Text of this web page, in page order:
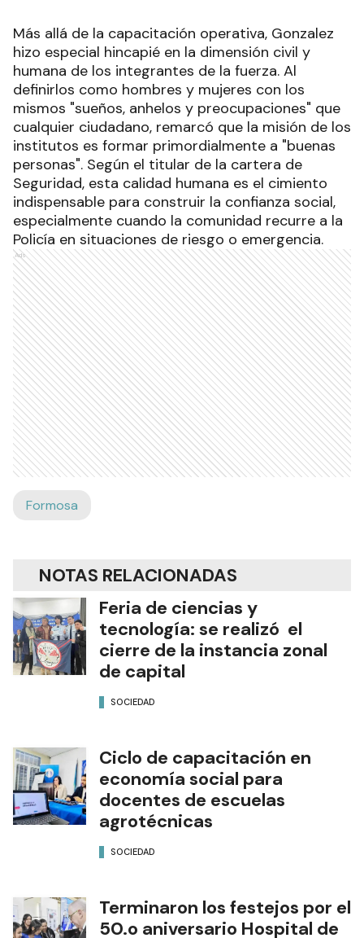
Más allá de la capacitación operativa, Gonzalez
hizo especial hincapié en la dimensión civil y
humana de los integrantes de la fuerza. Al
definirlos como hombres y mujeres con los
mismos "sueños, anhelos y preocupaciones" que
cualquier ciudadano, remarcó que la misión de los
institutos es formar primordialmente a "buenas
personas". Según el titular de la cartera de
Seguridad, esta calidad humana es el cimiento
indispensable para construir la confianza social,
especialmente cuando la comunidad recurre a la
Policía en situaciones de riesgo o emergencia.
Ads
Formosa
NOTAS RELACIONADAS
Feria de ciencias y
tecnología: se realizó el
cierre de la instancia zonal
de capital
SOCIEDAD
Ciclo de capacitación en
economía social para
docentes de escuelas
agrotécnicas
SOCIEDAD
Terminaron los festejos por el
50.o aniversario Hospital de